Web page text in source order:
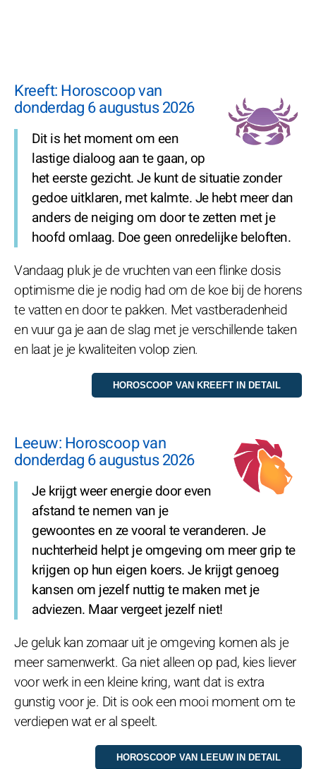
Kreeft: Horoscoop van
donderdag 6 augustus 2026
Dit is het moment om een
lastige dialoog aan te gaan, op
het eerste gezicht. Je kunt de situatie zonder
gedoe uitklaren, met kalmte. Je hebt meer dan
anders de neiging om door te zetten met je
hoofd omlaag. Doe geen onredelijke beloften.
Vandaag pluk je de vruchten van een flinke dosis
optimisme die je nodig had om de koe bij de horens
te vatten en door te pakken. Met vastberadenheid
en vuur ga je aan de slag met je verschillende taken
en laat je je kwaliteiten volop zien.
Leeuw: Horoscoop van
donderdag 6 augustus 2026
Je krijgt weer energie door even
afstand te nemen van je
gewoontes en ze vooral te veranderen. Je
nuchterheid helpt je omgeving om meer grip te
krijgen op hun eigen koers. Je krijgt genoeg
kansen om jezelf nuttig te maken met je
adviezen. Maar vergeet jezelf niet!
Je geluk kan zomaar uit je omgeving komen als je
meer samenwerkt. Ga niet alleen op pad, kies liever
voor werk in een kleine kring, want dat is extra
gunstig voor je. Dit is ook een mooi moment om te
verdiepen wat er al speelt.